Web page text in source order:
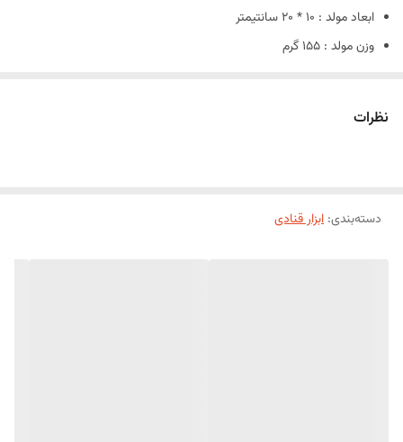
ابعاد مولد : 10 * 20 سانتیمتر
وزن مولد : 155 گرم
نظرات
دسته‌بندی: ابزار قنادی